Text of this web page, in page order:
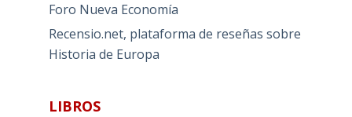
Foro Nueva Economía
Recensio.net, plataforma de reseñas sobre
Historia de Europa
LIBROS